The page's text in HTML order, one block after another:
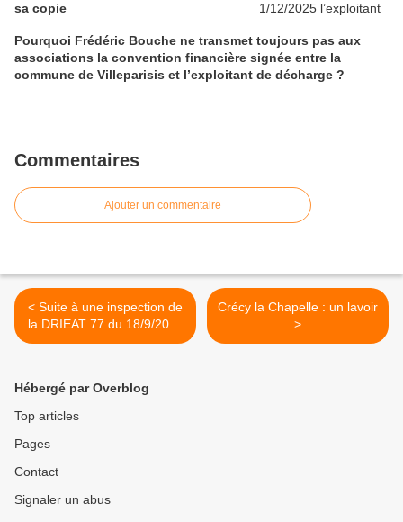
sa copie
Pourquoi Frédéric Bouche ne transmet toujours pas aux
associations la convention financière signée entre la
commune de Villeparisis et l’exploitant de décharge ?
Commentaires
Ajouter un commentaire
< Suite à une inspection de
la DRIEAT 77 du 18/9/2023
l’incinérateur de boues
Crécy la Chapelle : un lavoir
>
Hébergé par Overblog
Top articles
Pages
Contact
Signaler un abus